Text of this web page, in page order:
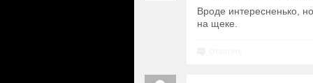
Вроде интересненько,
на щеке.